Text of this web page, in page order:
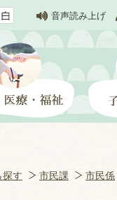
音声読み上げ
探す 市民課 市民係